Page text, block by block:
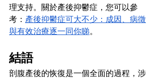
理支持。關於產後抑鬱症，您可以參
考： 產後抑鬱症可大不少：成因、病徵
與有效治療逐一同你睇。
結語
剖腹產後的恢復是一個全面的過程，涉